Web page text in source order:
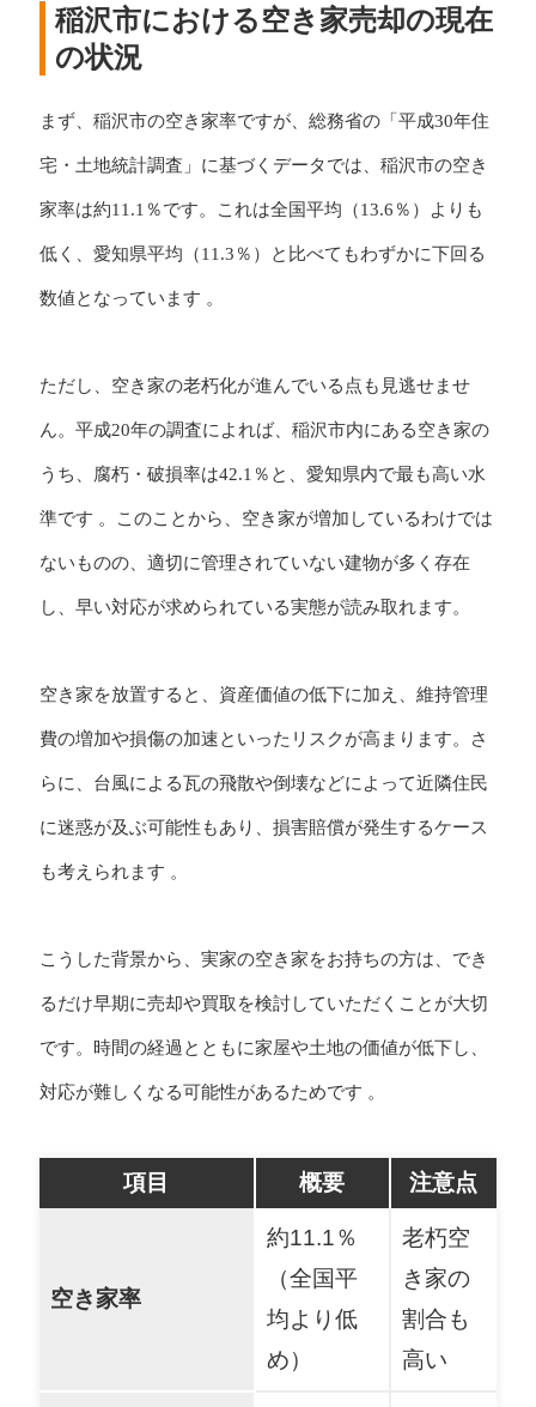
稲沢市における空き家売却の現在
の状況
まず、稲沢市の空き家率ですが、総務省の「平成30年住
宅・土地統計調査」に基づくデータでは、稲沢市の空き
家率は約11.1％です。これは全国平均（13.6％）よりも
低く、愛知県平均（11.3％）と比べてもわずかに下回る
数値となっています 。
ただし、空き家の老朽化が進んでいる点も見逃せませ
ん。平成20年の調査によれば、稲沢市内にある空き家の
うち、腐朽・破損率は42.1％と、愛知県内で最も高い水
準です 。このことから、空き家が増加しているわけでは
ないものの、適切に管理されていない建物が多く存在
し、早い対応が求められている実態が読み取れます。
空き家を放置すると、資産価値の低下に加え、維持管理
費の増加や損傷の加速といったリスクが高まります。さ
らに、台風による瓦の飛散や倒壊などによって近隣住民
に迷惑が及ぶ可能性もあり、損害賠償が発生するケース
も考えられます 。
こうした背景から、実家の空き家をお持ちの方は、でき
るだけ早期に売却や買取を検討していただくことが大切
です。時間の経過とともに家屋や土地の価値が低下し、
対応が難しくなる可能性があるためです 。
項目 概要 注意点
空き家率
約11.1％
（全国平
均より低
め）
老朽空
き家の
割合も
高い